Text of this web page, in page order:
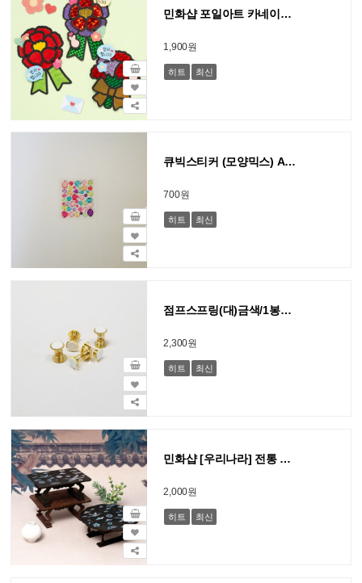
민화샵 포일아트 카네이션 브로치
1,900원
히트 최신
큐빅스티커 (모양믹스) A형 6cm x 7.5cm
700원
히트 최신
점프스프링(대)금색/1봉지10개 높이3.5cm 원2.5cm
2,300원
히트 최신
민화샵 [우리나라] 전통 자개 소반 공예 / 2종
2,000원
히트 최신